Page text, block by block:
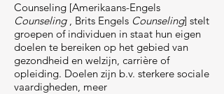
Counseling [Amerikaans-Engels
Counseling, Brits Engels Counseling] stelt
groepen of individuen in staat hun eigen
doelen te bereiken op het gebied van
gezondheid en welzijn, carrière of
opleiding. Doelen zijn b.v. sterkere sociale
vaardigheden, meer